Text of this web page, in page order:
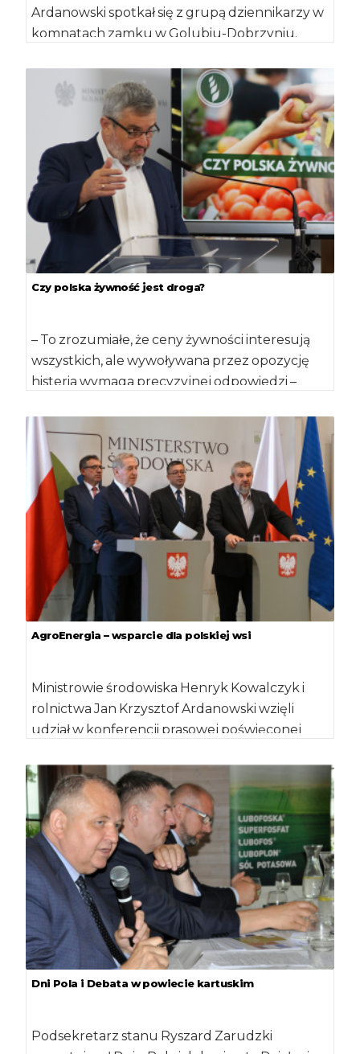
Ardanowski spotkał się z grupą dziennikarzy w
komnatach zamku w Golubiu-Dobrzyniu.
Czy polska żywność jest droga?
– To zrozumiałe, że ceny żywności interesują
wszystkich, ale wywoływana przez opozycję
histeria wymaga precyzyjnej odpowiedzi –
AgroEnergia – wsparcie dla polskiej wsi
Ministrowie środowiska Henryk Kowalczyk i
rolnictwa Jan Krzysztof Ardanowski wzięli
udział w konferencji prasowej poświęconej
Ochrony […]
Dni Pola i Debata w powiecie kartuskim
Podsekretarz stanu Ryszard Zarudzki